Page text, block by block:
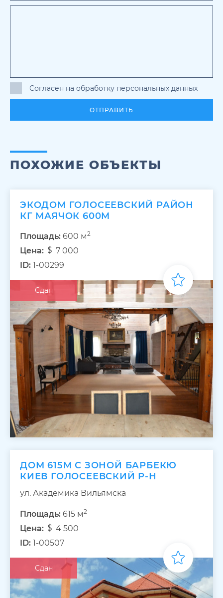
Согласен на обработку персональных данных
ОТПРАВИТЬ
ПОХОЖИЕ ОБЪЕКТЫ
ЭКОДОМ ГОЛОСЕЕВСКИЙ РАЙОН
КГ МАЯЧОК 600М
Площадь: 600 м2
Цена:
7 000
ID: 1-00299
Сдан
ДОМ 615М С ЗОНОЙ БАРБЕКЮ
КИЕВ ГОЛОСЕЕВСКИЙ Р-Н
ул. Академика Вильямска
Площадь: 615 м2
Цена:
4 500
ID: 1-00507
Сдан